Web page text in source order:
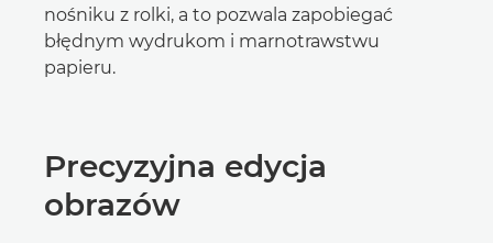
nośniku z rolki, a to pozwala zapobiegać
błędnym wydrukom i marnotrawstwu
papieru.
Precyzyjna edycja
obrazów